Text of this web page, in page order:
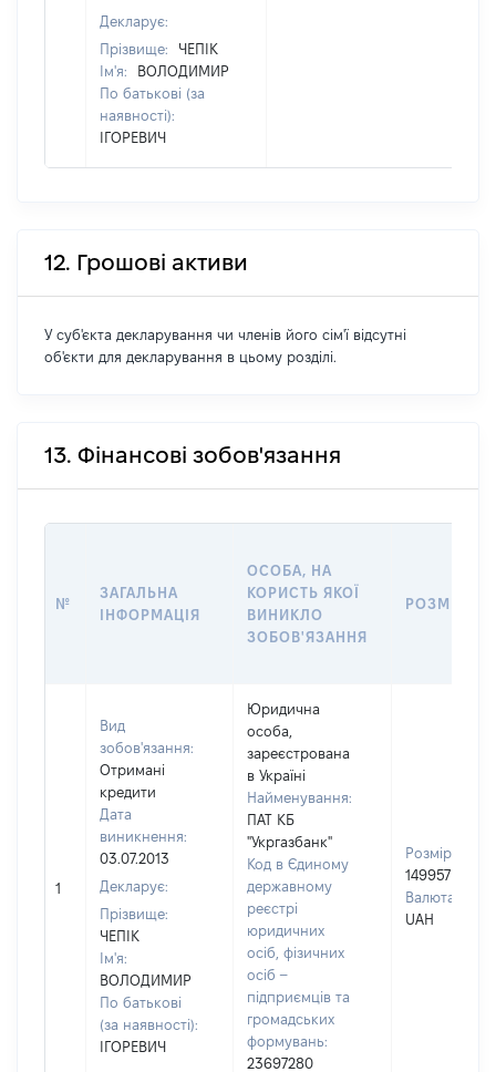
Декларує:
Прізвище:
ЧЕПІК
Ім'я:
ВОЛОДИМИР
По батькові (за
наявності):
ІГОРЕВИЧ
12. Грошові активи
У суб'єкта декларування чи членів його сім'ї відсутні
об'єкти для декларування в цьому розділі.
13. Фінансові зобов'язання
№
ЗАГАЛЬНА
ІНФОРМАЦІЯ
ОСОБА, НА
КОРИСТЬ ЯКОЇ
ВИНИКЛО
ЗОБОВ'ЯЗАННЯ
РОЗМІР
1
Вид
зобов'язання:
Отримані
кредити
Дата
виникнення:
03.07.2013
Декларує:
Прізвище:
ЧЕПІК
Ім'я:
ВОЛОДИМИР
По батькові
(за наявності):
ІГОРЕВИЧ
Юридична
особа,
зареєстрована
в Україні
Найменування:
ПАТ КБ
"Укргазбанк"
Код в Єдиному
державному
реєстрі
юридичних
осіб, фізичних
осіб –
підприємців та
громадських
формувань:
23697280
Розмір:
149957
Валюта:
UAH